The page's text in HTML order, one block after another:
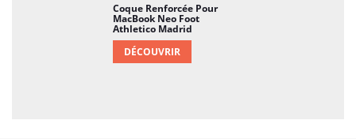
Coque Renforcée Pour
MacBook Neo Foot
Athletico Madrid
DÉCOUVRIR